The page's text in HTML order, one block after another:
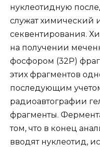
нуклеотидную
служат химический
секвентирования.
на получении
фосфором (32Р)
этих фрагментов
последующим
радиоавтографии
фрагменты.
том, что в конец
вводят нуклеотид,